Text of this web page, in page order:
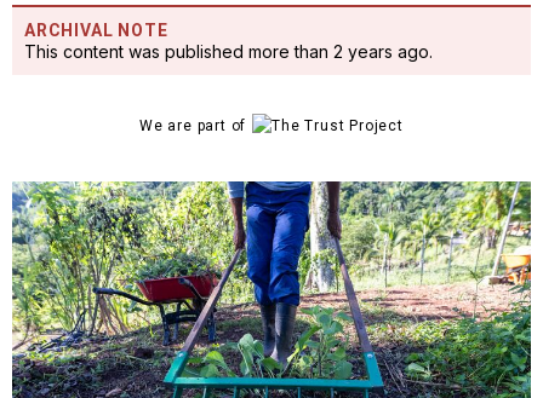
ARCHIVAL NOTE
This content was published more than 2 years ago.
We are part of